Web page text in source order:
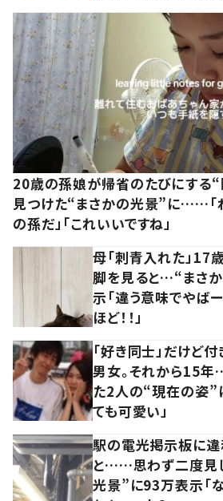
20歳の孫娘が帰省のたびにする“
見つけた“まさかの光景”に……「わ
の孫だ」「これいいですね」
母「刺青入れた」17歳
脚を見ると…“まさ
示「違う意味でやばー
ほど！！」
「好き同士」だけど
男女。それから15
た2人の“現在の姿
ても可愛い」
駅の電光掲示板に
と……思わず二度見
光景”に93万表示「な